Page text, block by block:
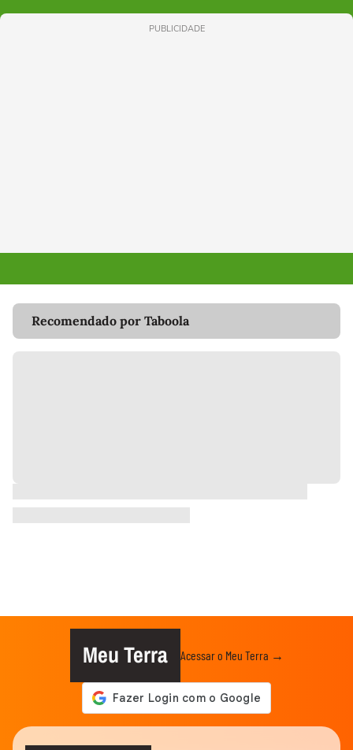
PUBLICIDADE
Recomendado por Taboola
Meu Terra Acessar o Meu Terra →